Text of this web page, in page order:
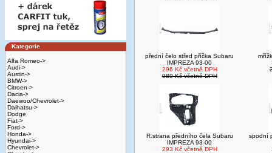
Kategorie
Alfa Romeo->
Audi->
Austin->
BMW->
Citroen->
Dacia->
Daewoo/Chevrolet->
Daihatsu->
Dodge
Fiat->
Ford->
Honda->
Hyundai->
Chevrolet->
přední čelo střed příčka Subaru
IMPREZA 93-00
296 Kč včetně DPH
989 Kč včetně DPH
R.strana předního čela Subaru
IMPREZA 93-00
293 Kč včetně DPH
spodní